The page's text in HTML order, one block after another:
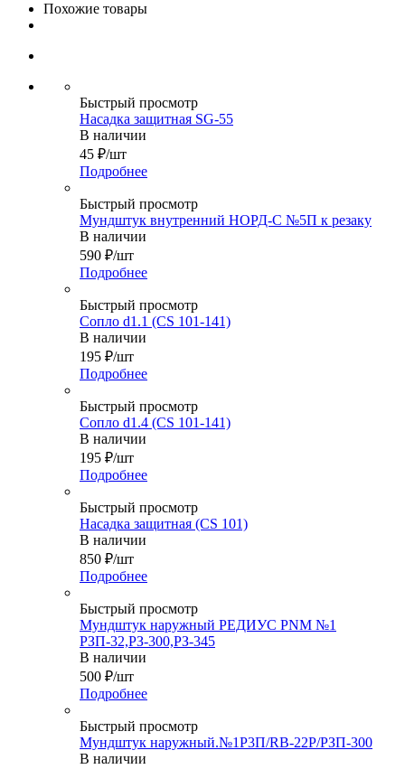
Похожие товары
Быстрый просмотр
Насадка защитная SG-55
В наличии
45 ₽/шт
Подробнее
Быстрый просмотр
Мундштук внутренний НОРД-С №5П к резаку
В наличии
590 ₽/шт
Подробнее
Быстрый просмотр
Сопло d1.1 (CS 101-141)
В наличии
195 ₽/шт
Подробнее
Быстрый просмотр
Сопло d1.4 (CS 101-141)
В наличии
195 ₽/шт
Подробнее
Быстрый просмотр
Насадка защитная (CS 101)
В наличии
850 ₽/шт
Подробнее
Быстрый просмотр
Мундштук наружный РЕДИУС РNM №1
РЗП-32,РЗ-300,РЗ-345
В наличии
500 ₽/шт
Подробнее
Быстрый просмотр
Мундштук наружный.№1Р3П/RB-22P/РЗП-300
В наличии